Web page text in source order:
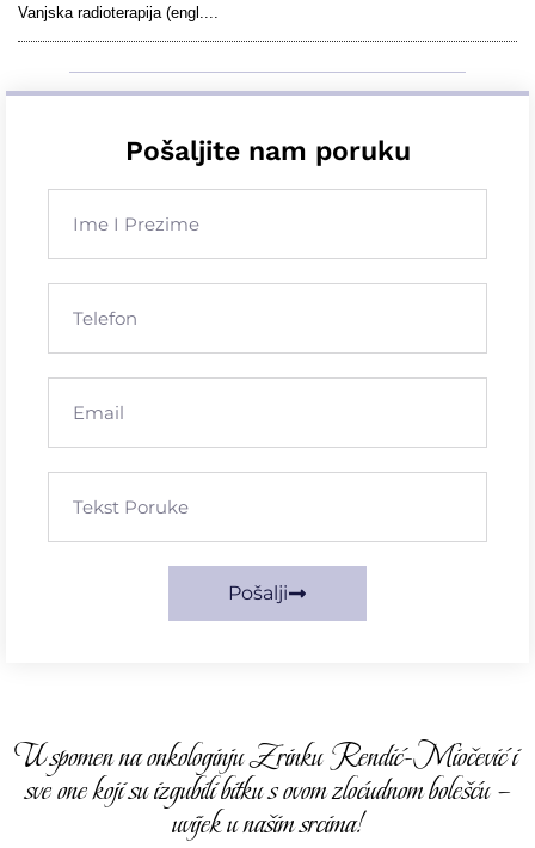
Vanjska radioterapija (engl....
Pošaljite nam poruku
Pošalji
U spomen na onkologinju Zrinku Rendić-Miočević i
sve one koji su izgubili bitku s ovom zloćudnom bolešću –
uvijek u našim srcima!